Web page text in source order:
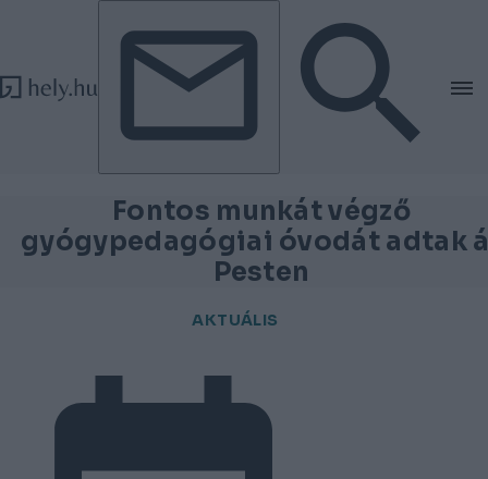
Tovább a tartalomhoz
Tovább a lábléchez
Fontos munkát végző
gyógypedagógiai óvodát adtak
Pesten
AKTUÁLIS